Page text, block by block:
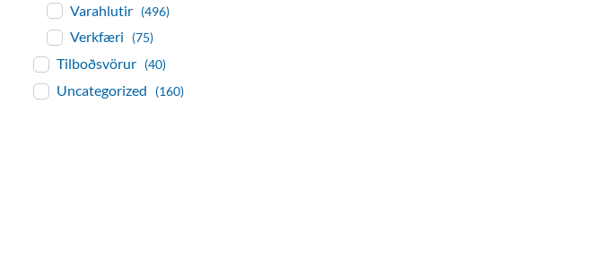
Varahlutir (496)
Verkfæri (75)
Tilboðsvörur (40)
Uncategorized (160)